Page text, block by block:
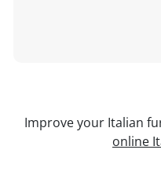
Improve your Italian
online